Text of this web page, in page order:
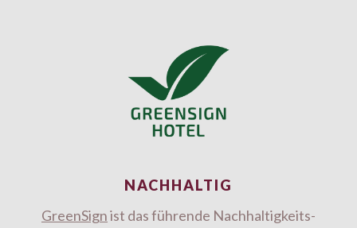
NACHHALTIG
GreenSignist das führende Nachhaltigkeits-